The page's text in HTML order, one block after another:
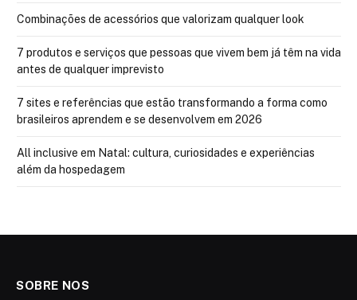
Combinações de acessórios que valorizam qualquer look
7 produtos e serviços que pessoas que vivem bem já têm na vida
antes de qualquer imprevisto
7 sites e referências que estão transformando a forma como
brasileiros aprendem e se desenvolvem em 2026
All inclusive em Natal: cultura, curiosidades e experiências
além da hospedagem
SOBRE NOS